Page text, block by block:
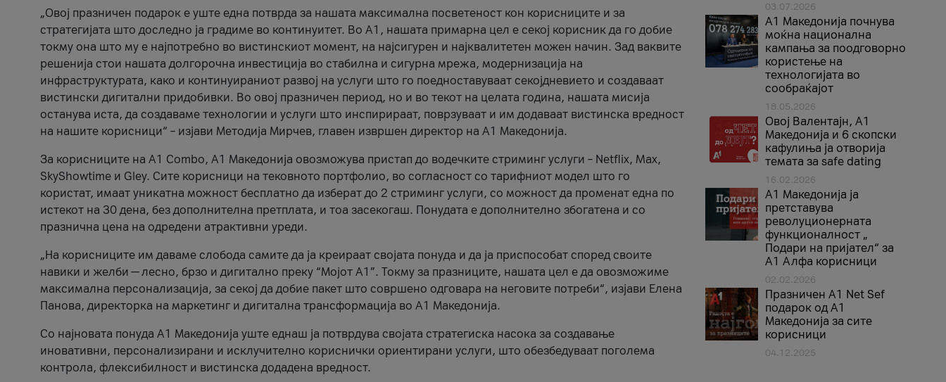
„Овој празничен подарок е уште една потврда за нашата максимална посветеност кон корисниците и за
стратегијата што доследно ја градиме во континуитет. Во А1, нашата примарна цел е секој корисник да го добие
токму она што му е најпотребно во вистинскиот момент, на најсигурен и најквалитетен можен начин. Зад ваквите
решенија стои нашата долгорочна инвестиција во стабилна и сигурна мрежа, модернизација на
инфраструктурата, како и континуираниот развој на услуги што го поедноставуваат секојдневието и создаваат
вистински дигитални придобивки. Во овој празничен период, но и во текот на целата година, нашата мисија
останува иста, да создаваме технологии и услуги што инспирираат, поврзуваат и им додаваат вистинска вредност
на нашите корисници“ – изјави Методија Мирчев, главен извршен директор на А1 Македонија.
За корисниците на A1 Combo, А1 Македонија овозможува пристап до водечките стриминг услуги – Netflix, Max,
SkyShowtime и Gley. Сите корисници на тековното портфолио, во согласност со тарифниот модел што го
користат, имаат уникатна можност бесплатно да изберат до 2 стриминг услуги, со можност да променат една по
истекот на 30 дена, без дополнителна претплата, и тоа засекогаш. Понудата е дополнително збогатена и со
празнична цена на одредени атрактивни уреди.
„На корисниците им даваме слобода самите да ја креираат својата понуда и да ја приспособат според своите
навики и желби — лесно, брзо и дигитално преку “Мојот А1”. Токму за празниците, нашата цел е да овозможиме
максимална персонализација, за секој да добие пакет што совршено одговара на неговите потреби“, изјави Елена
Панова, директорка на маркетинг и дигитална трансформација во А1 Македонија.
Со најновата понуда А1 Македонија уште еднаш ја потврдува својата стратегиска насока за создавање
иновативни, персонализирани и исклучително кориснички ориентирани услуги, што обезбедуваат поголема
контрола, флексибилност и вистинска додадена вредност.
03.07.2026
A1 Македонија почнува
моќна национална
кампања за поодговорно
користење на
технологијата во
сообраќајот
18.05.2026
Овој Валентајн, A1
Македонија и 6 скопски
кафулиња ја отворија
темата за safe dating
16.02.2026
А1 Македонија ја
претставува
револуционерната
функционалност „
Подари на пријател“ за
А1 Алфа корисници
02.02.2026
Празничен A1 Net Sеf
подарок од А1
Македонија за сите
корисници
04.12.2025